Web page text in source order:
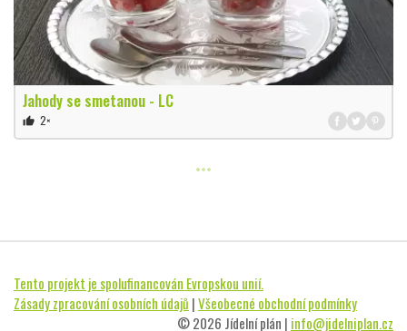
Jahody se smetanou - LC
thumb_up 2×
Tento projekt je spolufinancován Evropskou unií.
Zásady zpracování osobních údajů |Všeobecné obchodní podmínky
© 2026 Jídelní plán | info@jidelniplan.cz